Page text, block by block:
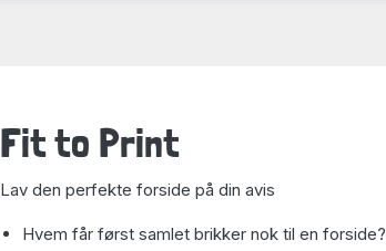
Fit to Print
Lav den perfekte forside på din avis
Hvem får først samlet brikker nok til en forside?